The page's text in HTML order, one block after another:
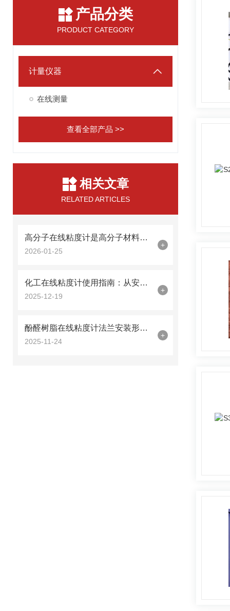
产品分类
PRODUCT CATEGORY
计量仪器
在线测量
查看全部产品 >>
相关文章
RELATED ARTICLES
高分子在线粘度计是高分子材料流变特性的“实时解码器”
2026-01-25
+
化工在线粘度计使用指南：从安装到数据解读的全流程解析
2025-12-19
+
酚醛树脂在线粘度计法兰安装形式：工业场景中的精准粘度控制方案
2025-11-24
+